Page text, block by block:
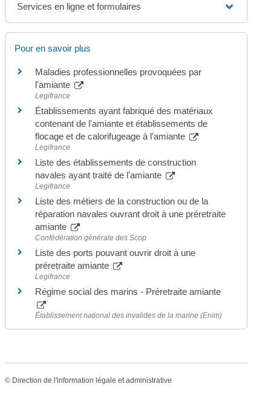
Services en ligne et formulaires
Pour en savoir plus
Maladies professionnelles provoquées par
l'amiante
Legifrance
Établissements ayant fabriqué des matériaux
contenant de l'amiante et établissements de
flocage et de calorifugeage à l'amiante
Legifrance
Liste des établissements de construction
navales ayant traité de l'amiante
Legifrance
Liste des métiers de la construction ou de la
réparation navales ouvrant droit à une préretraite
amiante
Confédération générale des Scop
Liste des ports pouvant ouvrir droit à une
préretraite amiante
Legifrance
Régime social des marins - Préretraite amiante
Établissement national des invalides de la marine (Enim)
© Direction de l'information légale et administrative